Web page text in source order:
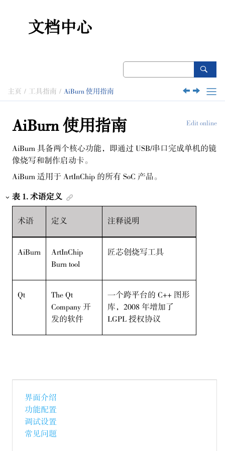
文档中心
主页 工具指南 AiBurn 使用指南
Edit online
AiBurn 使用指南
AiBurn 具备两个核心功能，即通过 USB/串口完成单机的镜
像烧写和制作启动卡。
AiBurn 适用于 ArtInChip 的所有 SoC 产品。
表1. 术语定义
术语 定义 注释说明
AiBurn
ArtInChip
Burn tool
匠芯创烧写工具
Qt
The Qt
Company 开
发的软件
一个跨平台的 C++ 图形
库，2008 年增加了
LGPL 授权协议
界面介绍
功能配置
调试设置
常见问题